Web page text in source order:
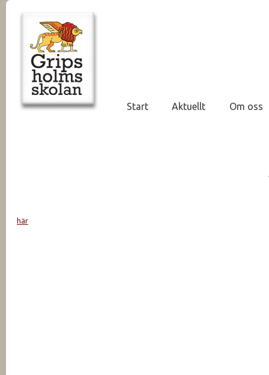
Start Aktuellt Om oss
här